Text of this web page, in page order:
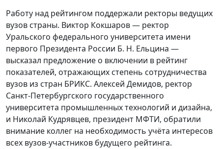
Работу над рейтингом поддержали ректоры ведущих
вузов страны. Виктор Кокшаров — ректор
Уральского федерального университета имени
первого Президента России Б. Н. Ельцина —
высказал предложение о включении в рейтинг
показателей, отражающих степень сотрудничества
вузов из стран БРИКС. Алексей Демидов, ректор
Санкт-Петербургского государственного
университета промышленных технологий и дизайна,
и Николай Кудрявцев, президент МФТИ, обратили
внимание коллег на необходимость учёта интересов
всех вузов-участников будущего рейтинга.